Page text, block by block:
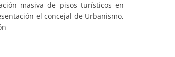
masiva de pisos turísticos en
el concejal de Urbanismo,